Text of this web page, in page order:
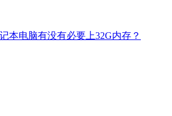
本电脑有没有必要上32G内存？